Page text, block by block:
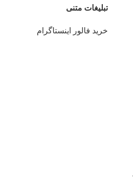
تبلیغات متنی
خرید فالور اینستاگرام